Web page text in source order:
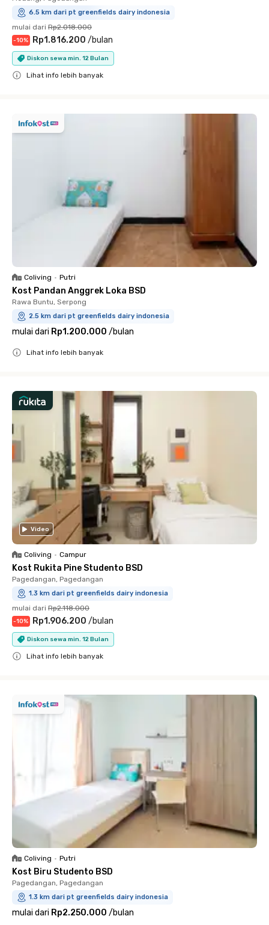
6.5 km dari pt greenfields dairy indonesia
mulai dari Rp2.018.000
-10% Rp1.816.200 /bulan
Diskon sewa min. 12 Bulan
Lihat info lebih banyak
Coliving • Putri
Kost Pandan Anggrek Loka BSD
Rawa Buntu, Serpong
2.5 km dari pt greenfields dairy indonesia
mulai dari Rp1.200.000 /bulan
Lihat info lebih banyak
Video
Coliving • Campur
Kost Rukita Pine Studento BSD
Pagedangan, Pagedangan
1.3 km dari pt greenfields dairy indonesia
mulai dari Rp2.118.000
-10% Rp1.906.200 /bulan
Diskon sewa min. 12 Bulan
Lihat info lebih banyak
Coliving • Putri
Kost Biru Studento BSD
Pagedangan, Pagedangan
1.3 km dari pt greenfields dairy indonesia
mulai dari Rp2.250.000 /bulan